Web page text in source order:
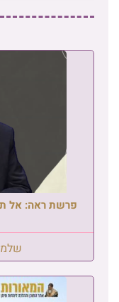
פרשת ראה: אל